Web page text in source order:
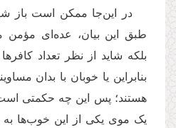
در این‌جا ممکن است باز
طبق این بیان، عده‌ای مؤمن
بلکه شاید از نظر تعداد
بنابراین یا خوبان با بدان
هستند؛ پس این چه حکمتی
یک موی یکی از این خوب‌ها به